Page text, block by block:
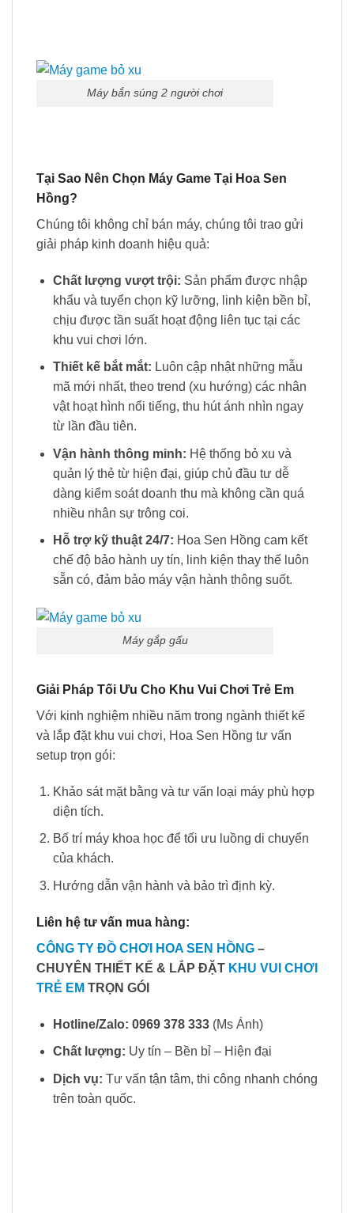
Máy bắn súng 2 người chơi
Tại Sao Nên Chọn Máy Game Tại Hoa Sen
Hồng?
Chúng tôi không chỉ bán máy, chúng tôi trao gửi
giải pháp kinh doanh hiệu quả:
Chất lượng vượt trội: Sản phẩm được nhập
khẩu và tuyển chọn kỹ lưỡng, linh kiện bền bỉ,
chịu được tần suất hoạt động liên tục tại các
khu vui chơi lớn.
Thiết kế bắt mắt: Luôn cập nhật những mẫu
mã mới nhất, theo trend (xu hướng) các nhân
vật hoạt hình nổi tiếng, thu hút ánh nhìn ngay
từ lần đầu tiên.
Vận hành thông minh: Hệ thống bỏ xu và
quản lý thẻ từ hiện đại, giúp chủ đầu tư dễ
dàng kiểm soát doanh thu mà không cần quá
nhiều nhân sự trông coi.
Hỗ trợ kỹ thuật 24/7: Hoa Sen Hồng cam kết
chế độ bảo hành uy tín, linh kiện thay thế luôn
sẵn có, đảm bảo máy vận hành thông suốt.
Máy gắp gấu
Giải Pháp Tối Ưu Cho Khu Vui Chơi Trẻ Em
Với kinh nghiệm nhiều năm trong ngành thiết kế
và lắp đặt khu vui chơi, Hoa Sen Hồng tư vấn
setup trọn gói:
Khảo sát mặt bằng và tư vấn loại máy phù hợp
diện tích.
Bố trí máy khoa học để tối ưu luồng di chuyển
của khách.
Hướng dẫn vận hành và bảo trì định kỳ.
Liên hệ tư vấn mua hàng:
CÔNG TY ĐỒ CHƠI HOA SEN HỒNG –
CHUYÊN THIẾT KẾ & LẮP ĐẶT KHU VUI CHƠI
TRẺ EM TRỌN GÓI
Hotline/Zalo: 0969 378 333(Ms Ánh)
Chất lượng: Uy tín – Bền bỉ – Hiện đại
Dịch vụ: Tư vấn tận tâm, thi công nhanh chóng
trên toàn quốc.